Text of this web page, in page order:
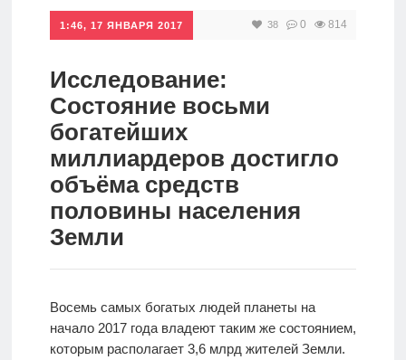
Инвестиции
Дивиденды
анализ
Видео
в России
1:46, 17 ЯНВАРЯ 2017 38 0 814
Исследование:
Состояние восьми
богатейших
миллиардеров достигло
объёма средств
половины населения
Земли
Восемь самых богатых людей планеты на
начало 2017 года владеют таким же состоянием,
которым располагает 3,6 млрд жителей Земли.